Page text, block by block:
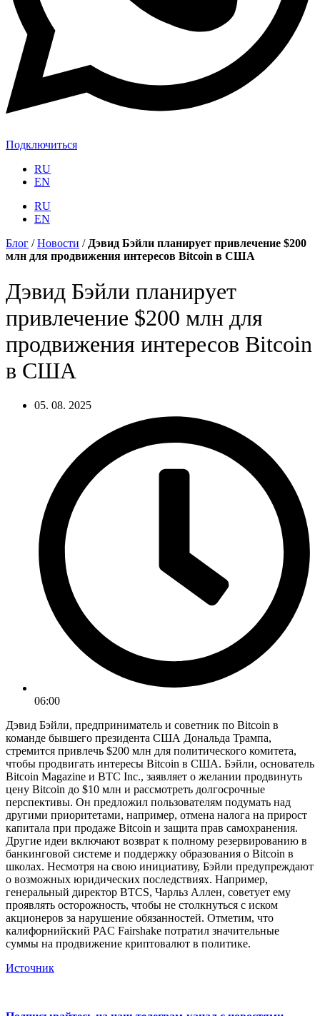
Подключиться
RU
EN
RU
EN
Блог /Новости /Дэвид Бэйли планирует привлечение $200
млн для продвижения интересов Bitcoin в США
Дэвид Бэйли планирует
привлечение $200 млн для
продвижения интересов Bitcoin
в США
05. 08. 2025
06:00
Дэвид Бэйли, предприниматель и советник по Bitcoin в
команде бывшего президента США Дональда Трампа,
стремится привлечь $200 млн для политического комитета,
чтобы продвигать интересы Bitcoin в США. Бэйли, основатель
Bitcoin Magazine и BTC Inc., заявляет о желании продвинуть
цену Bitcoin до $10 млн и рассмотреть долгосрочные
перспективы. Он предложил пользователям подумать над
другими приоритетами, например, отмена налога на прирост
капитала при продаже Bitcoin и защита прав самохранения.
Другие идеи включают возврат к полному резервированию в
банкинговой системе и поддержку образования о Bitcoin в
школах. Несмотря на свою инициативу, Бэйли предупреждают
о возможных юридических последствиях. Например,
генеральный директор BTCS, Чарльз Аллен, советует ему
проявлять осторожность, чтобы не столкнуться с иском
акционеров за нарушение обязанностей. Отметим, что
калифорнийский PAC Fairshake потратил значительные
суммы на продвижение криптовалют в политике.
Источник